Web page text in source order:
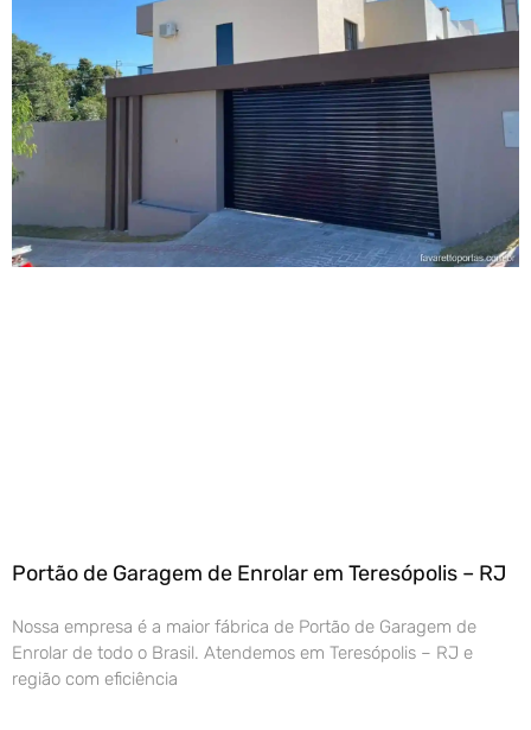
Portão de Garagem de Enrolar em Teresópolis – RJ
Nossa empresa é a maior fábrica de Portão de Garagem de
Enrolar de todo o Brasil. Atendemos em Teresópolis – RJ e
região com eficiência